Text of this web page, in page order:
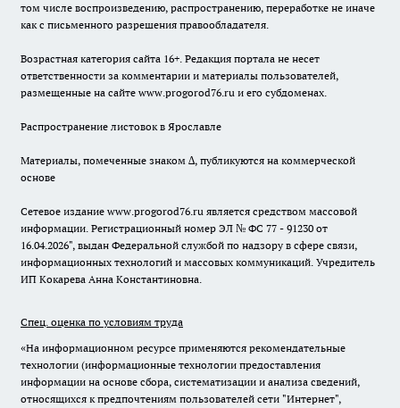
том числе воспроизведению, распространению, переработке не иначе
как с письменного разрешения правообладателя.
Возрастная категория сайта 16+. Редакция портала не несет
ответственности за комментарии и материалы пользователей,
размещенные на сайте www.progorod76.ru и его субдоменах.
Распространение листовок в Ярославле
Материалы, помеченные знаком ∆, публикуются на коммерческой
основе
Сетевое издание www.progorod76.ru является средством массовой
информации. Регистрационный номер ЭЛ № ФС 77 - 91230 от
16.04.2026", выдан Федеральной службой по надзору в сфере связи,
информационных технологий и массовых коммуникаций. Учредитель
ИП Кокарева Анна Константиновна.
Спец. оценка по условиям труда
«На информационном ресурсе применяются рекомендательные
технологии (информационные технологии предоставления
информации на основе сбора, систематизации и анализа сведений,
относящихся к предпочтениям пользователей сети "Интернет",